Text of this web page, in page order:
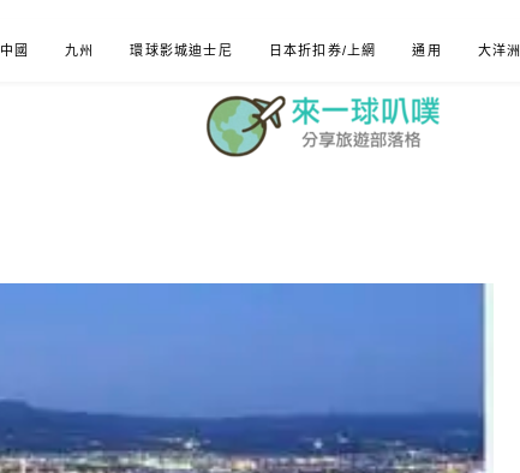
中國 九州 環球影城迪士尼 日本折扣券/上網 通用 大洋洲